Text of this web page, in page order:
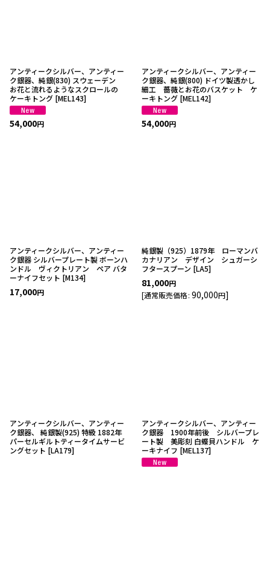
アンティークシルバー、アンティー
ク銀器、純銀(830) スウェーデン
お花と流れるようなスクロールの
ケーキトング [MEL143]
54,000円
アンティークシルバー、アンティー
ク銀器、純銀(800) ドイツ製透かし
細工 薔薇とお花のバスケット ケ
ーキトング [MEL142]
54,000円
アンティークシルバー、アンティー
ク銀器 シルバープレート製 ボーンハ
ンドル ヴィクトリアン ペア バタ
ーナイフセット [M134]
17,000円
純銀製（925）1879年 ローマンバ
カナリアン デザイン シュガーシ
フタースプーン [LA5]
81,000円
[通常販売価格: 90,000円]
アンティークシルバー、アンティー
ク銀器、 純銀製(925) 特級 1882年
パーセルギルトティータイムサービ
ングセット [LA179]
アンティークシルバー、アンティー
ク銀器 1900年前後 シルバープレ
ート製 美彫刻 白蝶貝ハンドル ケ
ーキナイフ [MEL137]